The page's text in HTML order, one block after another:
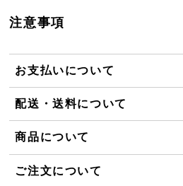
注意事項
お支払いについて
配送・送料について
商品について
ご注文について